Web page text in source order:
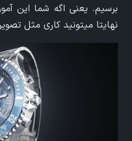
برسیم. یعنی اگه شما این
نهایتا میتونید کاری مثل